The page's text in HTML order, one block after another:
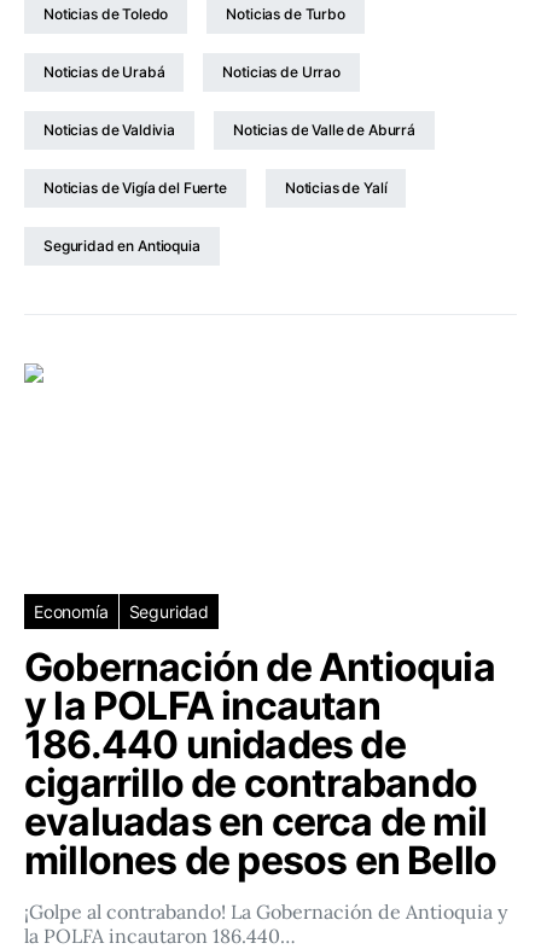
Noticias de Toledo Noticias de Turbo
Noticias de Urabá Noticias de Urrao
Noticias de Valdivia Noticias de Valle de Aburrá
Noticias de Vigía del Fuerte Noticias de Yalí
Seguridad en Antioquia
Economía Seguridad
Gobernación de Antioquia
y la POLFA incautan
186.440 unidades de
cigarrillo de contrabando
evaluadas en cerca de mil
millones de pesos en Bello
¡Golpe al contrabando! La Gobernación de Antioquia y
la POLFA incautaron 186.440…